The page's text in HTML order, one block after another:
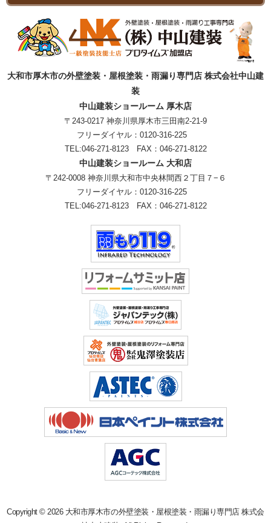
大和市厚木市の外壁塗装・屋根塗装・雨漏り専門店 株式会社中山建
装
中山建装ショールーム 厚木店
〒243-0217 神奈川県厚木市三田南2-21-9
フリーダイヤル： 0120-316-225
TEL:046-271-8123 FAX：046-271-8122
中山建装ショールーム 大和店
〒242-0008 神奈川県大和市中央林間西２丁目７−６
フリーダイヤル： 0120-316-225
TEL:046-271-8123 FAX：046-271-8122
Copyright © 2026 大和市厚木市の外壁塗装・屋根塗装・雨漏り専門店 株式会